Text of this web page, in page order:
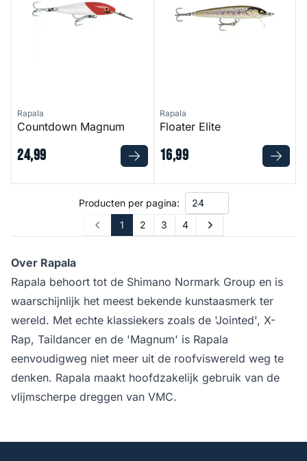
Rapala
Countdown Magnum
24,99
Rapala
Floater Elite
16,99
Producten per pagina:
Prev 1 2 3 4 Next
Over Rapala
Rapala behoort tot de Shimano Normark Group en is
waarschijnlijk het meest bekende kunstaasmerk ter
wereld. Met echte klassiekers zoals de 'Jointed', X-
Rap, Taildancer en de 'Magnum' is Rapala
eenvoudigweg niet meer uit de roofviswereld weg te
denken. Rapala maakt hoofdzakelijk gebruik van de
vlijmscherpe dreggen van VMC.